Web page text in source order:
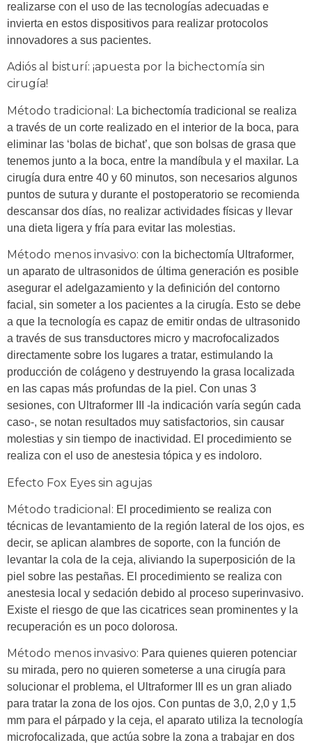
realizarse con el uso de las tecnologías adecuadas e
invierta en estos dispositivos para realizar protocolos
innovadores a sus pacientes.
Adiós al bisturí: ¡apuesta por la bichectomía sin
cirugía!
Método tradicional: La bichectomía tradicional se realiza
a través de un corte realizado en el interior de la boca, para
eliminar las ‘bolas de bichat’, que son bolsas de grasa que
tenemos junto a la boca, entre la mandíbula y el maxilar. La
cirugía dura entre 40 y 60 minutos, son necesarios algunos
puntos de sutura y durante el postoperatorio se recomienda
descansar dos días, no realizar actividades físicas y llevar
una dieta ligera y fría para evitar las molestias.
Método menos invasivo: con la bichectomía Ultraformer,
un aparato de ultrasonidos de última generación es posible
asegurar el adelgazamiento y la definición del contorno
facial, sin someter a los pacientes a la cirugía. Esto se debe
a que la tecnología es capaz de emitir ondas de ultrasonido
a través de sus transductores micro y macrofocalizados
directamente sobre los lugares a tratar, estimulando la
producción de colágeno y destruyendo la grasa localizada
en las capas más profundas de la piel. Con unas 3
sesiones, con Ultraformer III -la indicación varía según cada
caso-, se notan resultados muy satisfactorios, sin causar
molestias y sin tiempo de inactividad. El procedimiento se
realiza con el uso de anestesia tópica y es indoloro.
Efecto Fox Eyes sin agujas
Método tradicional: El procedimiento se realiza con
técnicas de levantamiento de la región lateral de los ojos, es
decir, se aplican alambres de soporte, con la función de
levantar la cola de la ceja, aliviando la superposición de la
piel sobre las pestañas. El procedimiento se realiza con
anestesia local y sedación debido al proceso superinvasivo.
Existe el riesgo de que las cicatrices sean prominentes y la
recuperación es un poco dolorosa.
Método menos invasivo: Para quienes quieren potenciar
su mirada, pero no quieren someterse a una cirugía para
solucionar el problema, el Ultraformer III es un gran aliado
para tratar la zona de los ojos. Con puntas de 3,0, 2,0 y 1,5
mm para el párpado y la ceja, el aparato utiliza la tecnología
microfocalizada, que actúa sobre la zona a trabajar en dos